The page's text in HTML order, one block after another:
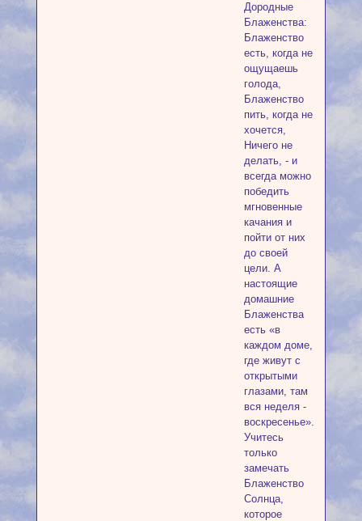
Дородные
Блаженства:
Блаженство
есть, когда не
ощущаешь
голода,
Блаженство
пить, когда не
хочется,
Ничего не
делать, - и
всегда можно
победить
мгновенные
качания и
пойти от них
до своей
цели. А
настоящие
домашние
Блаженства
есть «в
каждом доме,
где живут с
открытыми
глазами, там
вся неделя -
воскресенье».
Учитесь
только
замечать
Блаженство
Солнца,
которое